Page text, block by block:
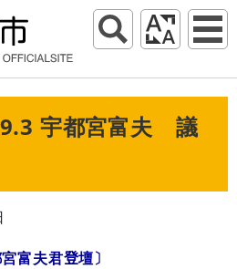
宇都宮富夫 議
宮富夫君登壇〕